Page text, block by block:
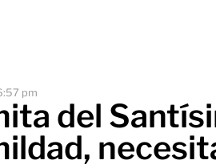
pm
del